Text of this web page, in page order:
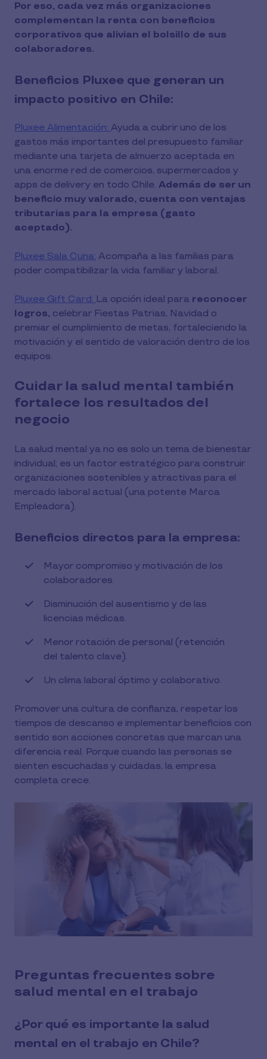
Por eso, cada vez más organizaciones
complementan la renta con beneficios
corporativos que alivian el bolsillo de sus
colaboradores.
Beneficios Pluxee que generan un
impacto positivo en Chile:
Pluxee Alimentación: Ayuda a cubrir uno de los
gastos más importantes del presupuesto familiar
mediante una tarjeta de almuerzo aceptada en
una enorme red de comercios, supermercados y
apps de delivery en todo Chile. Además de ser un
beneficio muy valorado, cuenta con ventajas
tributarias para la empresa (gasto
aceptado).
Pluxee Sala Cuna: Acompaña a las familias para
poder compatibilizar la vida familiar y laboral.
Pluxee Gift Card: La opción ideal para reconocer
logros, celebrar Fiestas Patrias, Navidad o
premiar el cumplimiento de metas, fortaleciendo la
motivación y el sentido de valoración dentro de los
equipos.
Cuidar la salud mental también
fortalece los resultados del
negocio
La salud mental ya no es solo un tema de bienestar
individual; es un factor estratégico para construir
organizaciones sostenibles y atractivas para el
mercado laboral actual (una potente Marca
Empleadora).
Beneficios directos para la empresa:
Mayor compromiso y motivación de los
colaboradores.
Disminución del ausentismo y de las
licencias médicas.
Menor rotación de personal (retención
del talento clave).
Un clima laboral óptimo y colaborativo.
Promover una cultura de confianza, respetar los
tiempos de descanso e implementar beneficios con
sentido son acciones concretas que marcan una
diferencia real. Porque cuando las personas se
sienten escuchadas y cuidadas, la empresa
completa crece.
Preguntas frecuentes sobre
salud mental en el trabajo
¿Por qué es importante la salud
mental en el trabajo en Chile?